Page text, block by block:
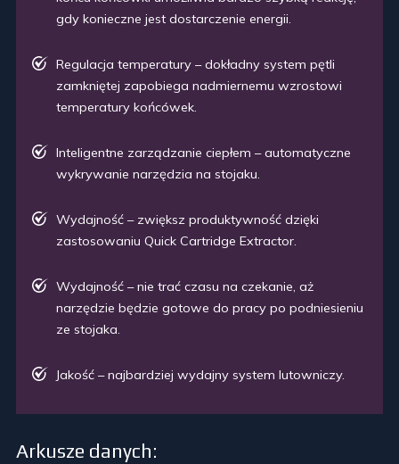
gdy konieczne jest dostarczenie energii.
Regulacja temperatury – dokładny system pętli
zamkniętej zapobiega nadmiernemu wzrostowi
temperatury końcówek.
Inteligentne zarządzanie ciepłem – automatyczne
wykrywanie narzędzia na stojaku.
Wydajność – zwiększ produktywność dzięki
zastosowaniu Quick Cartridge Extractor.
Wydajność – nie trać czasu na czekanie, aż
narzędzie będzie gotowe do pracy po podniesieniu
ze stojaka.
Jakość – najbardziej wydajny system lutowniczy.
Arkusze danych: